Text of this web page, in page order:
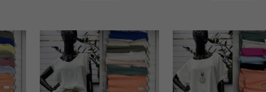
osobowych.
udzielonego przez
29 sierpnia 1997 r. o
przechowujemy na
jedynie uprawnieni